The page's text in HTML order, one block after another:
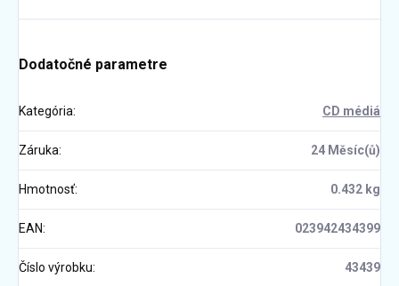
Dodatočné parametre
Kategória: CD médiá
Záruka: 24 Měsíc(ů)
Hmotnosť: 0.432 kg
EAN: 023942434399
Číslo výrobku: 43439